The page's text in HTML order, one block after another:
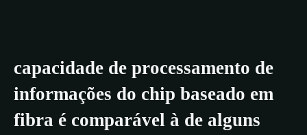
capacidade de processamento de
informações do chip baseado em
fibra é comparável à de alguns